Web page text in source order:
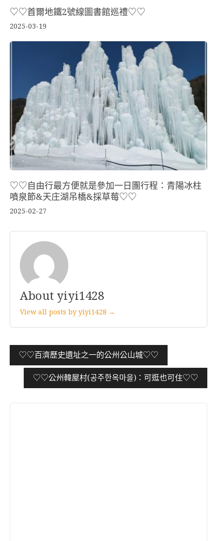
♡♡首爾地鐵2號線圖書館巡禮♡♡
2025-03-19
♡♡自由行最方便就是參加一日團行程：青陽冰柱
噴泉節&天庄湖吊橋&採草莓♡♡
2025-02-27
About yiyi1428
View all posts by yiyi1428 →
文
章
♡♡百濟歷史遺址之一的公州公山城♡♡
♡♡公州韓屋村(공주한옥마을)：可逛也可住♡♡